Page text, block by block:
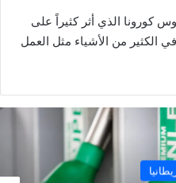
كورونا الذي أثر كثيراً على
الكثير من الأشياء مثل العمل